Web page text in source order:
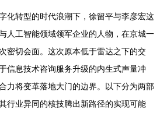
化转型的时代浪潮下，徐留平与李彦宏这
人工智能领域领军企业的人物，在京城一
密切会面。这次原本低于雷达之下的交
信息技术咨询服务升级的内生式声量冲
力将变革落地大门的边界。以下分为两部
行业异同的核技腾出新路径的实现可能